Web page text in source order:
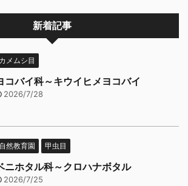
新着記事
カメムシ目
コバイ科～キウイヒメヨコバイ
2026/7/28
自然教育園 甲虫目
ニホタル科～クロハナボタル
2026/7/25